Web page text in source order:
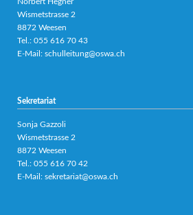
Wismetstrasse 2
8872 Weesen
Tel.: 055 616 70 43
E-Mail: schulleitung@oswa.ch
Sekretariat
Sonja Gazzoli
Wismetstrasse 2
8872 Weesen
Tel.: 055 616 70 42
E-Mail: sekretariat@oswa.ch